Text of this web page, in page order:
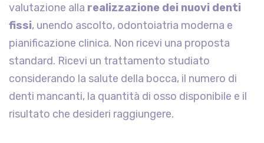
valutazione alla realizzazione dei nuovi denti
fissi, unendo ascolto, odontoiatria moderna e
pianificazione clinica. Non ricevi una proposta
standard. Ricevi un trattamento studiato
considerando la salute della bocca, il numero di
denti mancanti, la quantità di osso disponibile e il
risultato che desideri raggiungere.